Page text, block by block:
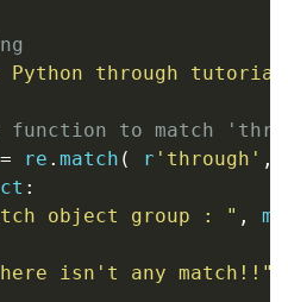
Python through
function to match
= re . match ( r 'through' ,
:
object group : " ,
isn't any match!!"